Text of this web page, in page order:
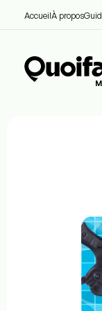
AccueilÀ propos